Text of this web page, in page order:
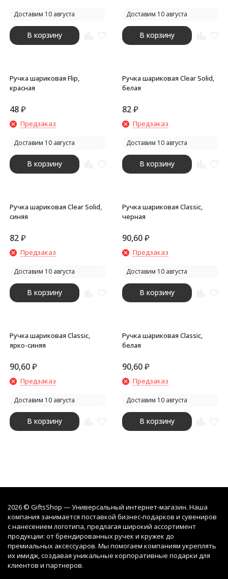
Доставим 10 августа
В корзину
Доставим 10 августа
В корзину
Ручка шариковая Flip,
красная
48₽
Предзаказ
Доставим 10 августа
В корзину
Ручка шариковая Clear Solid,
белая
82₽
Предзаказ
Доставим 10 августа
В корзину
Ручка шариковая Clear Solid,
синяя
82₽
Предзаказ
Доставим 10 августа
В корзину
Ручка шариковая Classic,
черная
90,60₽
Предзаказ
Доставим 10 августа
В корзину
Ручка шариковая Classic,
ярко-синяя
90,60₽
Предзаказ
Доставим 10 августа
В корзину
Ручка шариковая Classic,
белая
90,60₽
Предзаказ
Доставим 10 августа
В корзину
2026 © GiftsShop — Универсальный интернет-магазин. Наша
компания занимается поставкой бизнес-подарков и сувениров
с нанесением логотипа, предлагая широкий ассортимент
продукции: от брендированных ручек и кружек до
премиальных аксессуаров. Мы помогаем компаниям укреплять
их имидж, создавая уникальные корпоративные подарки для
клиентов и партнеров.